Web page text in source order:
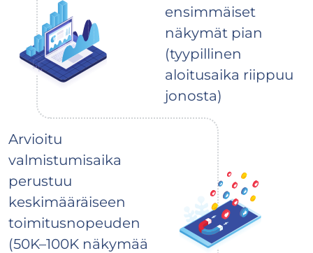
ensimmäiset
näkymät pian
(tyypillinen
aloitusaika riippuu
jonosta)
Arvioitu
valmistumisaika
perustuu
keskimääräiseen
toimitusnopeuden
(50K–100K näkymää